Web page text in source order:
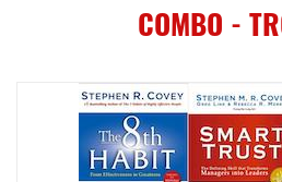
COMBO -